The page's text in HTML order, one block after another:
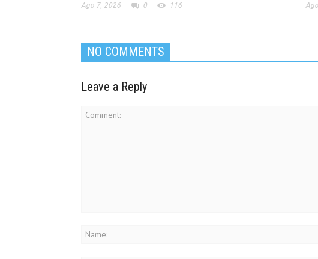
Ago 7, 2026 0 116
NO COMMENTS
Leave a Reply